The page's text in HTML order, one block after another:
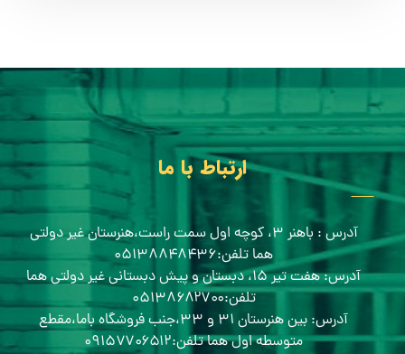
ارتباط با ما
آدرس : باهنر ۳، کوچه اول سمت راست،هنرستان غیر دولتی
هما تلفن:۰۵۱۳۸۸۴۸۴۳۶
آدرس: هفت تیر ۱۵، دبستان و پیش دبستانی غیر دولتی هما
تلفن:۰۵۱۳۸۶۸۲۷۰۰
آدرس: بین هنرستان ۳۱ و ۳۳،جنب فروشگاه باما،مقطع
متوسطه اول هما تلفن:۰۹۱۵۷۷۰۶۵۱۲